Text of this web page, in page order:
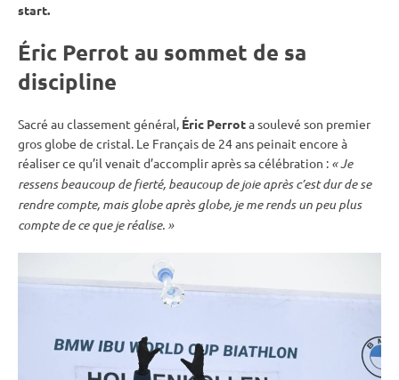
start.
Éric Perrot au sommet de sa
discipline
Sacré au classement général, Éric Perrota soulevé son premier
grosglobe de cristal. Le Français de 24 ans peinait encore à
réaliser ce qu’il venait d’accomplir après sa célébration : « Je
ressens beaucoup de fierté, beaucoup de joie après c’est dur de se
rendre compte, mais globe après globe, je me rends un peu plus
compte de ce que je réalise. »